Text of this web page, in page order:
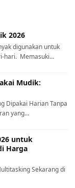
2026
digunakan untuk
hari. Memasuki…
Mudik:
Dipakai Harian Tanpa
yang…
untuk
Harga
Sekarang di